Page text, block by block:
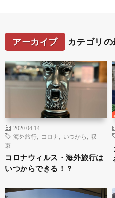
アーカイブ カテゴリ
2020.04.14
海外旅行
コロナ いつから
収
束
コロナウィルス・海外旅行は
いつからできる！？